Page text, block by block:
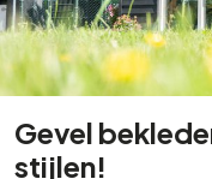
Gevel
stijlen!